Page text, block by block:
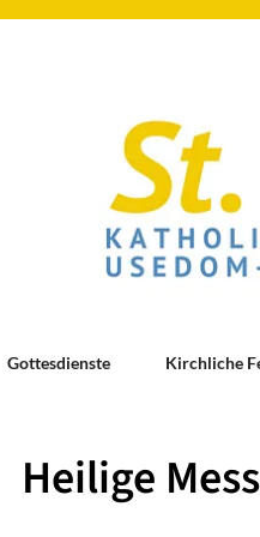
Gottesdienste Kirchliche
Heilige